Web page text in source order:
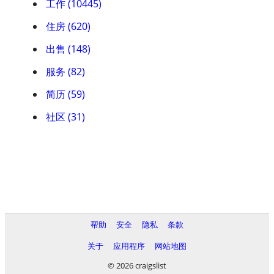
工作 (10445)
住房 (620)
出售 (148)
服务 (82)
简历 (59)
社区 (31)
帮助 安全 隐私
条款
关于
应用程序
网站地图
© 2026 craigslist